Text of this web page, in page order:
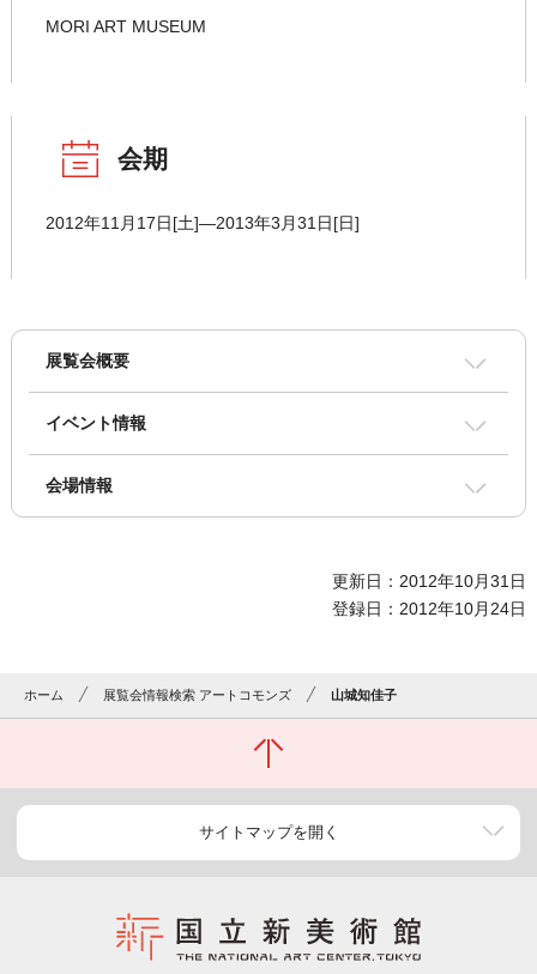
MORI ART MUSEUM
会期
2012年11月17日[土]―2013年3月31日[日]
展覧会概要
イベント情報
会場情報
更新日：2012年10月31日
登録日：2012年10月24日
ホーム 展覧会情報検索 アートコモンズ 山城知佳子
サイトマップを開く